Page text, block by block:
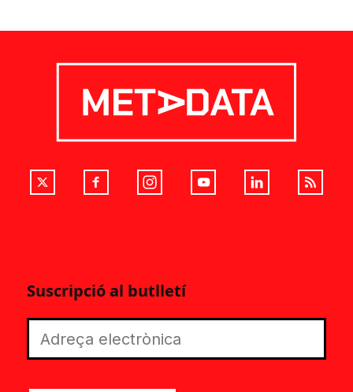
Suscripció al butlletí